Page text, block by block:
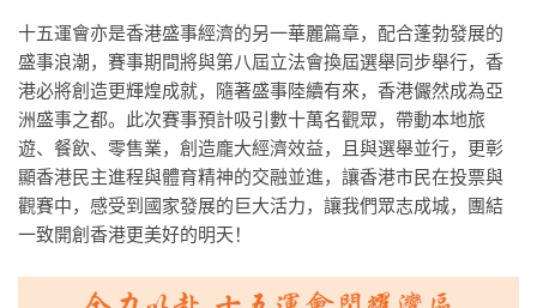
十五運會亦是香港盛事經濟的另一華麗篇章，配合蓬勃發展的
盛事浪潮，賽事期間將與第八屆立法會換屆選舉同步舉行，香
港必將創造更輝煌成就，隨著盛事陸續有來，香港儼然成為亞
洲盛事之都。此次賽事預計吸引數十萬名觀眾，帶動本地旅
遊、餐飲、零售業，創造龐大經濟效益，且與選舉並行，更彰
顯香港民主進程與體育精神的交融並進，讓香港市民在投票與
觀賽中，感受到國家發展的巨大活力，讓我們眾志成城，團結
一致開創香港更美好的明天！